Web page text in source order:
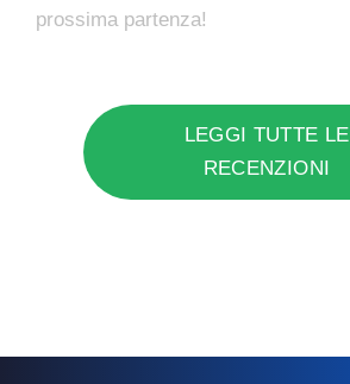
prossima partenza!
LEGGI TUTTE LE
RECENZIONI